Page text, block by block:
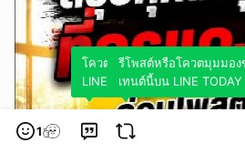
1
โควตมุมมองของคุณผ่านคอนเ
LINE TODAY
รีโพสต์หรือโควตมุมมอ
เทนต์นี้บน LINE TODAY